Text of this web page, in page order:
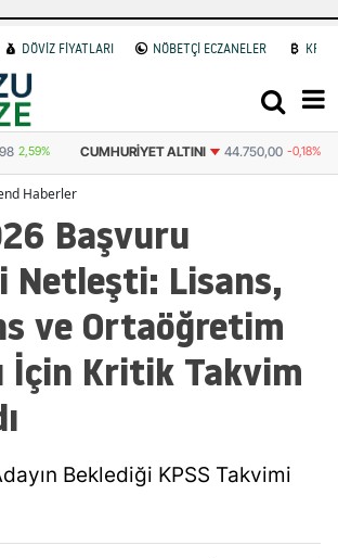
DÖVİZ FİYATLARI NÖBETÇİ ECZANELER
ALTINI 44.750,00 -0,18% ATA ALTIN
Haberler
Başvuru
Netleşti: Lisans,
ve Ortaöğretim
İçin Kritik Takvim
Beklediği KPSS Takvimi